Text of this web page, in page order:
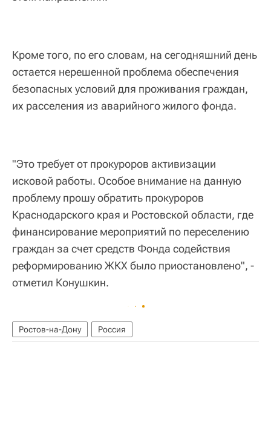
Кроме того, по его словам, на сегодняшний день
остается нерешенной проблема обеспечения
безопасных условий для проживания граждан,
их расселения из аварийного жилого фонда.
"Это требует от прокуроров активизации
исковой работы. Особое внимание на данную
проблему прошу обратить прокуроров
Краснодарского края и Ростовской области, где
финансирование мероприятий по переселению
граждан за счет средств Фонда содействия
реформированию ЖКХ было приостановлено", -
отметил Конушкин.
Ростов-на-Дону Россия